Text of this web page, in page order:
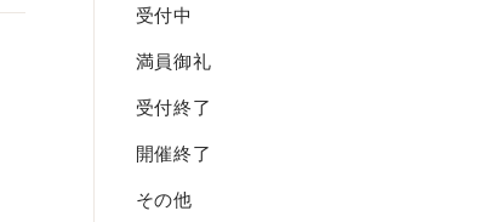
受付中
満員御礼
受付終了
開催終了
その他